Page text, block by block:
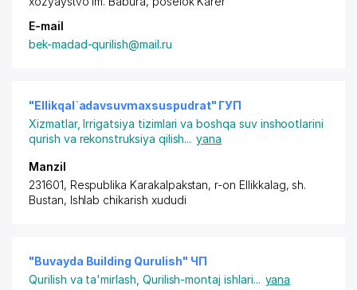
E-mail
bek-madad-qurilish@mail.ru
"Ellikqal`adavsuvmaxsuspudrat" ГУП
Xizmatlar,Irrigatsiya tizimlari va boshqa suv inshootlarini
qurish va rekonstruksiya qilish... yana
Manzil
231601, Respublika Karakalpakstan, r-on Ellikkalag, sh.
Bustan, Ishlab chikarish xududi
"Buvayda Building Qurulish" ЧП
Qurilish va ta'mirlash Qurilish-montaj ishlari... yana